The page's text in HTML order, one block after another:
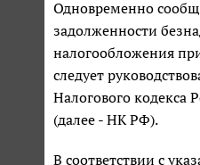
Одновременно
задолженности
налогообложения
следует
Налогового кодекса
(далее - НК РФ).
В соответствии с